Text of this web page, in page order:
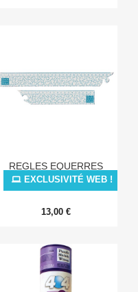
REGLES EQUERRES
13,00 €
EXCLUSIVITÉ WEB !